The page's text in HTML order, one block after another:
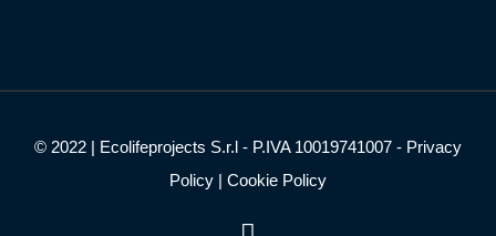
© 2022 | Ecolifeprojects S.r.l - P.IVA 10019741007 - Privacy
Policy | Cookie Policy